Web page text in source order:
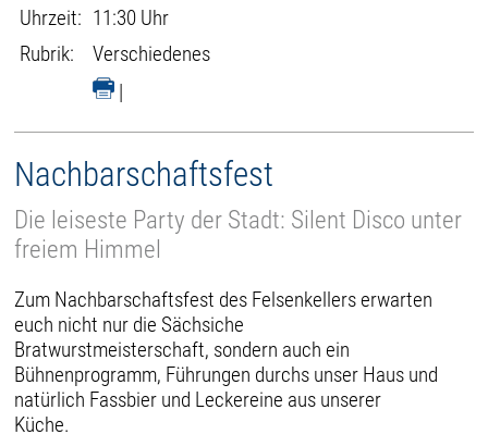
Uhrzeit: 11:30 Uhr
Rubrik:
Verschiedenes
|
Nachbarschaftsfest
Die leiseste Party der Stadt: Silent Disco unter
freiem Himmel
Zum Nachbarschaftsfest des Felsenkellers erwarten
euch nicht nur die Sächsiche
Bratwurstmeisterschaft, sondern auch ein
Bühnenprogramm, Führungen durchs unser Haus und
natürlich Fassbier und Leckereine aus unserer
Küche.